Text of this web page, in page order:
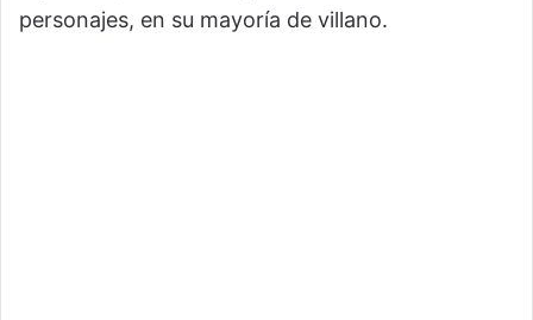
personajes, en su mayoría de villano.